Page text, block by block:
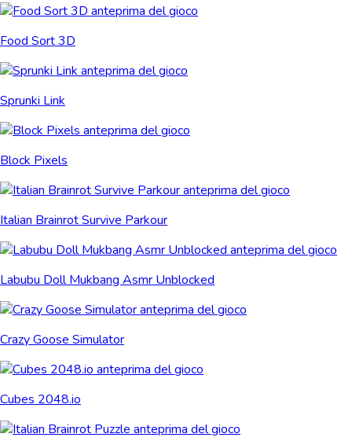
Food Sort 3D
Sprunki Link
Block Pixels
Italian Brainrot Survive Parkour
Labubu Doll Mukbang Asmr Unblocked
Crazy Goose Simulator
Cubes 2048.io